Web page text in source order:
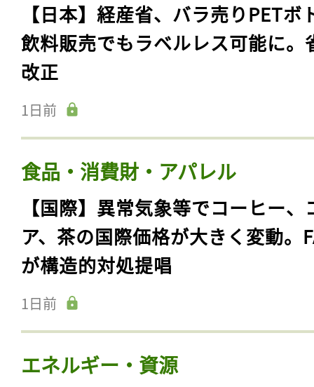
【日本】経産省、バラ売りPETボ
飲料販売でもラベルレス可能に。
改正
1日前
食品・消費財・アパレル
【国際】異常気象等でコーヒー、
ア、茶の国際価格が大きく変動。
が構造的対処提唱
1日前
エネルギー・資源